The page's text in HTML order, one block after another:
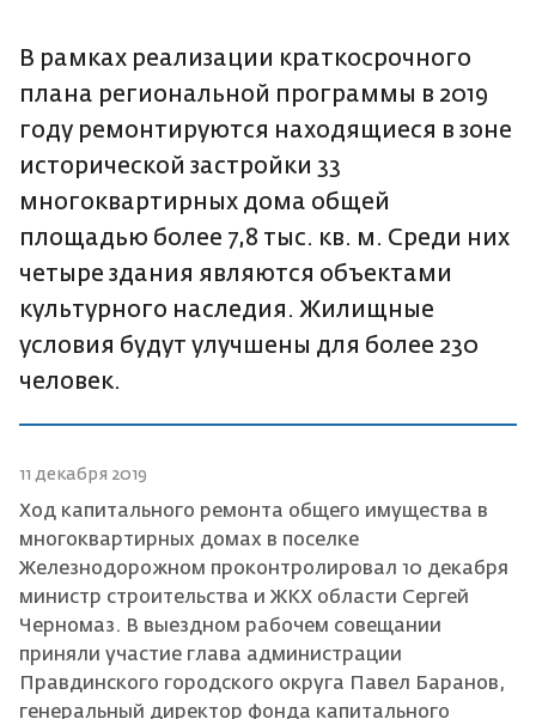
В рамках реализации краткосрочного
плана региональной программы в 2019
году ремонтируются находящиеся в зоне
исторической застройки 33
многоквартирных дома общей
площадью более 7,8 тыс. кв. м. Среди них
четыре здания являются объектами
культурного наследия. Жилищные
условия будут улучшены для более 230
человек.
11 декабря 2019
Ход капитального ремонта общего имущества в
многоквартирных домах в поселке
Железнодорожном проконтролировал 10 декабря
министр строительства и ЖКХ области Сергей
Черномаз. В выездном рабочем совещании
приняли участие глава администрации
Правдинского городского округа Павел Баранов,
генеральный директор фонда капитального